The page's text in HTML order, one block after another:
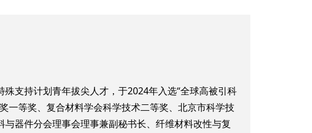
支持计划青年拔尖人才，于2024年入选“全球高被引科
一等奖、复合材料学会科学技术二等奖、北京市科学技
器件分会理事会理事兼副秘书长、纤维材料改性与复